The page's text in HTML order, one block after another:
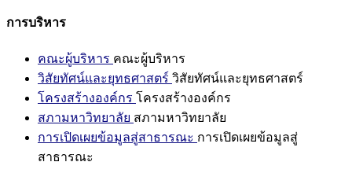
การบริหาร
คณะผู้บริหาร คณะผู้บริหาร
วิสัยทัศน์และยุทธศาสตร์ วิสัยทัศน์และยุทธศาสตร์
โครงสร้างองค์กร โครงสร้างองค์กร
สภามหาวิทยาลัย สภามหาวิทยาลัย
การเปิดเผยข้อมูลสู่สาธารณะ การเปิดเผยข้อมูลสู่
สาธารณะ